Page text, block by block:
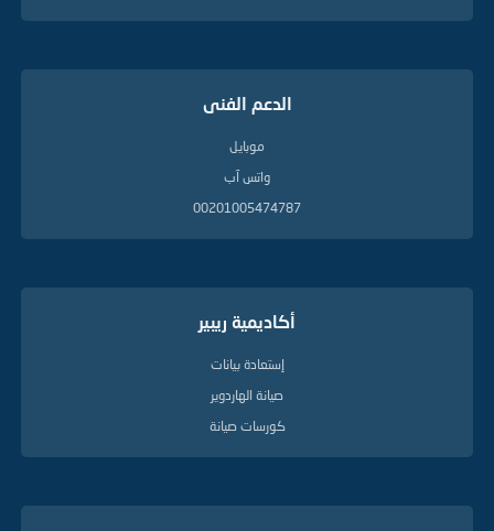
الدعم الفنى
موبايل
واتس آب
00201005474787
أكاديمية ريبير
إستعادة بيانات
صيانة الهاردوير
كورسات صيانة